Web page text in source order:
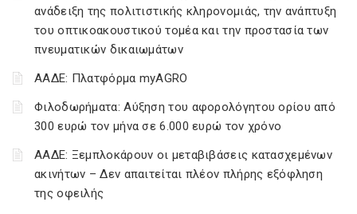
ανάδειξη της πολιτιστικής κληρονομιάς, την ανάπτυξη
του οπτικοακουστικού τομέα και την προστασία των
πνευματικών δικαιωμάτων
ΑΑΔΕ: Πλατφόρμα myAGRO
Φιλοδωρήματα: Αύξηση του αφορολόγητου ορίου από
300 ευρώ τον μήνα σε 6.000 ευρώ τον χρόνο
ΑΑΔΕ: Ξεμπλοκάρουν οι μεταβιβάσεις κατασχεμένων
ακινήτων – Δεν απαιτείται πλέον πλήρης εξόφληση
της οφειλής